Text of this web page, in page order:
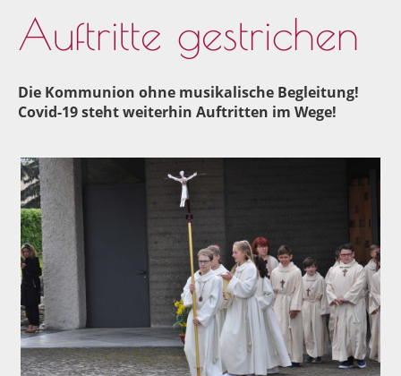
Auftritte gestrichen
Die Kommunion ohne musikalische Begleitung!
Covid-19 steht weiterhin Auftritten im Wege!